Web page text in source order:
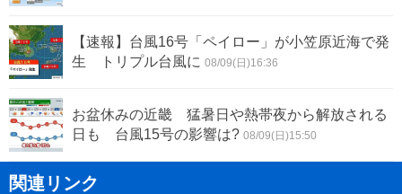
【速報】台風16号「ペイロー」が小笠原近海で発
生 トリプル台風に 08/09(日)16:36
お盆休みの近畿 猛暑日や熱帯夜から解放される
日も 台風15号の影響は? 08/09(日)15:50
関連リンク